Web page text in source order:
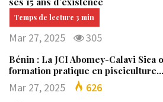
Mar 27, 2025 305
Bénin : La JCI Abomey-Calavi Sica
formation pratique en pisciculture…
Mar 27, 2025 626